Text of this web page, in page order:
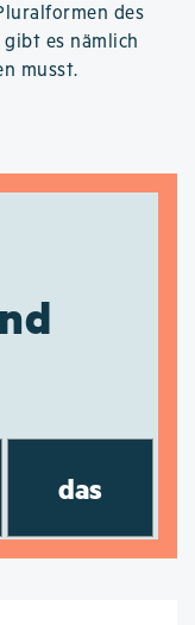
des
es nämlich
musst.
das